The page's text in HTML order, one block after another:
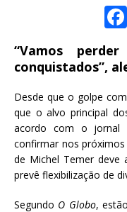
“Vamos
conquistados”,
Desde que o golpe
que o alvo principal
acordo com o jornal
confirmar nos
de Michel Temer deve
prevê flexibilização de
Segundo O Globo,